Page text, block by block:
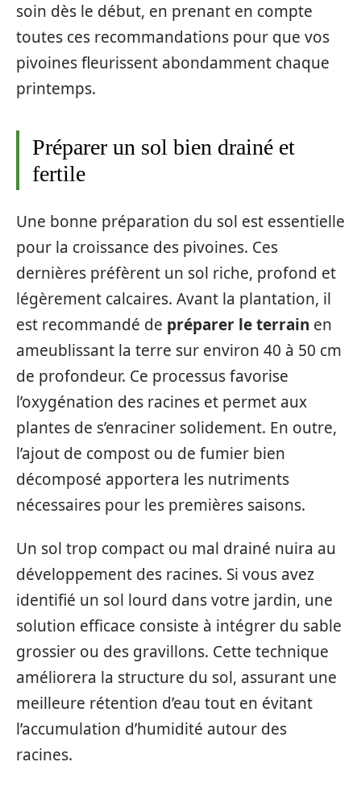
soin dès le début, en prenant en compte
toutes ces recommandations pour que vos
pivoines fleurissent abondamment chaque
printemps.
Préparer un sol bien drainé et
fertile
Une bonne préparation du sol est essentielle
pour la croissance des pivoines. Ces
dernières préfèrent un sol riche, profond et
légèrement calcaires. Avant la plantation, il
est recommandé de préparer le terrain en
ameublissant la terre sur environ 40 à 50 cm
de profondeur. Ce processus favorise
l’oxygénation des racines et permet aux
plantes de s’enraciner solidement. En outre,
l’ajout de compost ou de fumier bien
décomposé apportera les nutriments
nécessaires pour les premières saisons.
Un sol trop compact ou mal drainé nuira au
développement des racines. Si vous avez
identifié un sol lourd dans votre jardin, une
solution efficace consiste à intégrer du sable
grossier ou des gravillons. Cette technique
améliorera la structure du sol, assurant une
meilleure rétention d’eau tout en évitant
l’accumulation d’humidité autour des
racines.